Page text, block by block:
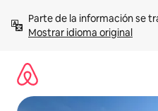
contenidoMostrar idioma original